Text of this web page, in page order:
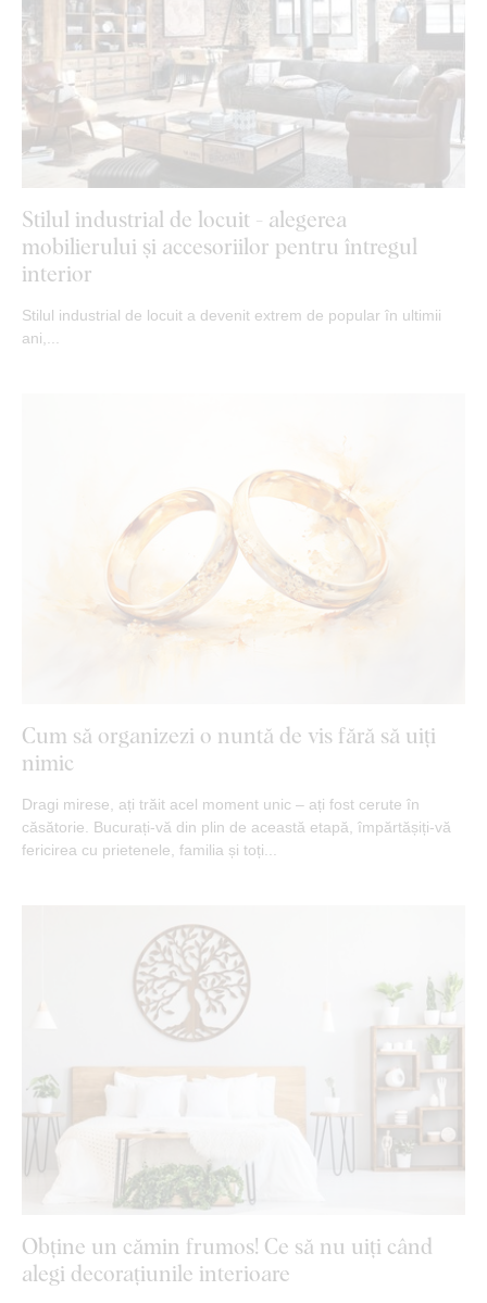
Stilul industrial de locuit - alegerea
mobilierului și accesoriilor pentru întregul
interior
Stilul industrial de locuit a devenit extrem de popular în ultimii
ani,...
Cum să organizezi o nuntă de vis fără să uiți
nimic
Dragi mirese, ați trăit acel moment unic – ați fost cerute în
căsătorie. Bucurați-vă din plin de această etapă, împărtășiți-vă
fericirea cu prietenele, familia și toți...
Obține un cămin frumos! Ce să nu uiți când
alegi decorațiunile interioare